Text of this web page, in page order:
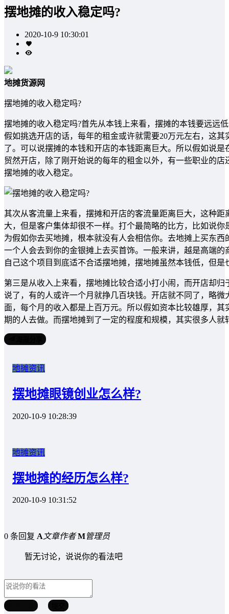
摆地摊的收入稳定吗?
2020-10-9 10:30:01
地摊货源网
摆地摊的收入稳定吗?
摆地摊的收入稳定吗?首先从本钱上来看，摆摊的本钱要远远
假如挑选开店的话，每年的租金或许就需要20万元左右，这
了。可以说摆摊的本钱和开店的本钱距离巨大。所以假如说
贸然开店，除了刚开始说的每年的租金以外，有一些职业的
摆地摊的收入稳定。
其次从客流量上来看，摆摊和开店的客流量距离巨大，这种
大，但是客户集体却很不一样。打个最简略的比方，比如说
为假如你去买地摊，根本就没有人会相信你。去地摊上买东
一个人会去到你的金银摊上去买首饰。一般来讲，越是高端
自己这个项目到底适不合适摆地摊，摆地摊虽然本钱低，但
第三是从收入上来看，摆地摊比较合适小打小闹，而开店却
说了，有的人或许一个月就挣几百块钱。开店就不同了，略
面，每个月的收入都是上百万元。所以假如资本比较雄厚，
期的人去做。而摆地摊到了一定的程度和规模，其实很多人就
地摊资讯
摆地摊眼镜创业怎么样?
2020-10-9 10:28:39
地摊资讯
摆地摊的经历怎么样?
2020-10-9 10:31:52
0 条回复 A文章作者 M管理员
暂无讨论，说说你的看法吧